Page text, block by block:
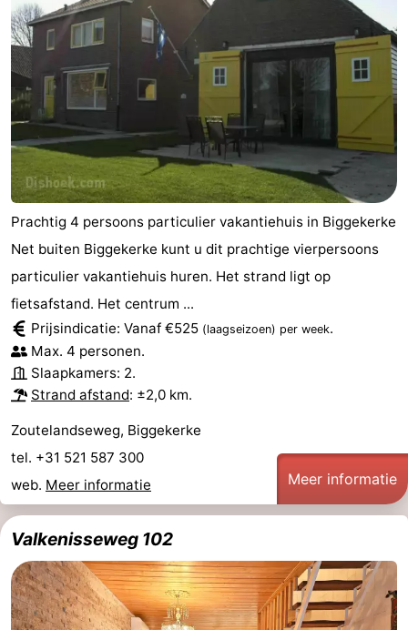
Prachtig 4 persoons particulier vakantiehuis in Biggekerke
Net buiten Biggekerke kunt u dit prachtige vierpersoons
particulier vakantiehuis huren. Het strand ligt op
fietsafstand. Het centrum ...
Prijsindicatie: Vanaf €525 (laagseizoen) per week.
Max. 4 personen.
Slaapkamers: 2.
Strand afstand: ±2,0 km.
Zoutelandseweg, Biggekerke
tel. +31 521 587 300
web. Meer informatie Meer informatie
Valkenisseweg 102